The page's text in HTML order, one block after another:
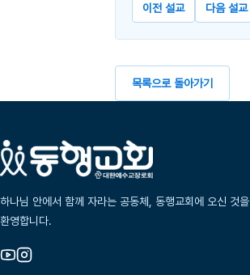
이전 설교 다음 설교
목록으로 돌아가기
하나님 안에서 함께 자라는 공동체, 동행교회에 오신 것을
환영합니다.